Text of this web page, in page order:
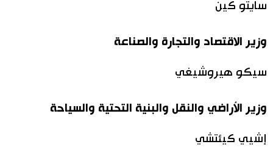
سايتو كين
وزير الاقتصاد والتجارة والصناعة
سيكو هيروشيغي
وزير الأراضي والنقل والبنية التحتية والسياحة
إشيي كيئتشي